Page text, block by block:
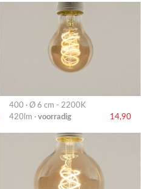
400 · Ø 6 cm - 2200K
420lm · voorradig 14,90